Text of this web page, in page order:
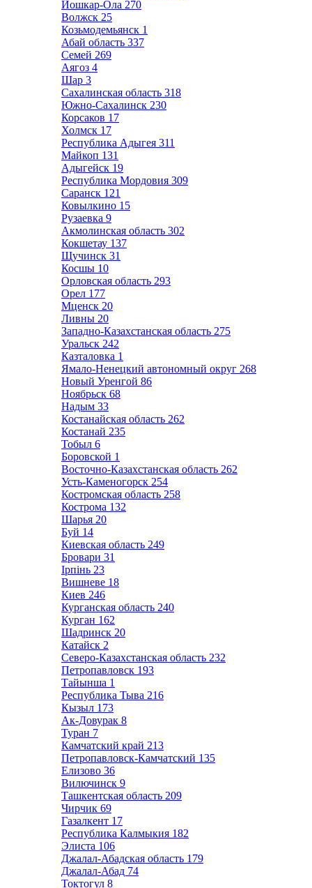
Йошкар-Ола 270
Волжск 25
Козьмодемьянск 1
Абай область 337
Семей 269
Аягоз 4
Шар 3
Сахалинская область 318
Южно-Сахалинск 230
Корсаков 17
Холмск 17
Республика Адыгея 311
Майкоп 131
Адыгейск 19
Республика Мордовия 309
Саранск 121
Ковылкино 15
Рузаевка 9
Акмолинская область 302
Кокшетау 137
Щучинск 31
Косшы 10
Орловская область 293
Орел 177
Мценск 20
Ливны 20
Западно-Казахстанская область 275
Уральск 242
Казталовка 1
Ямало-Ненецкий автономный округ 268
Новый Уренгой 86
Ноябрьск 68
Надым 33
Костанайская область 262
Костанай 235
Тобыл 6
Боровской 1
Восточно-Казахстанская область 262
Усть-Каменогорск 254
Костромская область 258
Кострома 132
Шарья 20
Буй 14
Киевская область 249
Бровари 31
Ірпінь 23
Вишневе 18
Киев 246
Курганская область 240
Курган 162
Шадринск 20
Катайск 2
Северо-Казахстанская область 232
Петропавловск 193
Тайынша 1
Республика Тыва 216
Кызыл 173
Ак-Довурак 8
Туран 7
Камчатский край 213
Петропавловск-Камчатский 135
Елизово 36
Вилючинск 9
Ташкентская область 209
Чирчик 69
Газалкент 17
Республика Калмыкия 182
Элиста 106
Джалал-Абадская область 179
Джалал-Абад 74
Токтогул 8